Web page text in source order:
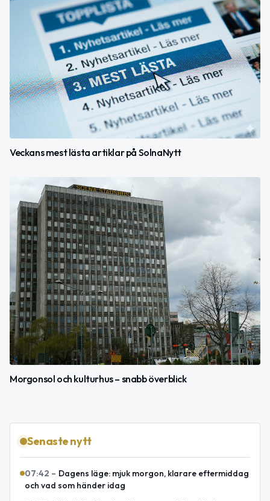
Veckans mest lästa artiklar på SolnaNytt
Morgonsol och kulturhus – snabb överblick
Senaste nytt
07:42 – Dagens läge: mjuk morgon, klarare eftermiddag
och vad som händer idag